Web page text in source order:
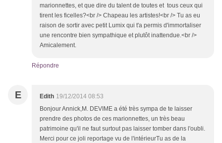
marionnettes, et que dire du talent de toutes et tous ceux qui
tirent les ficelles?<br /> Chapeau les artistes!<br /> Tu as eu
raison de sortir avec petit Lumix qui t'a permis d'immortaliser
une rencontre bien sympathique et plutôt inattendue.<br />
Amicalement.
Répondre
E Edith 19/12/2014 08:53
Bonjour Annick,M. DEVIME a été très sympa de te laisser
prendre des photos de ces marionnettes, un très beau
patrimoine qu'il ne faut surtout pas laisser tomber dans l'oubli.
Merci pour ce joli reportage vu de l'intérieurTu as de la